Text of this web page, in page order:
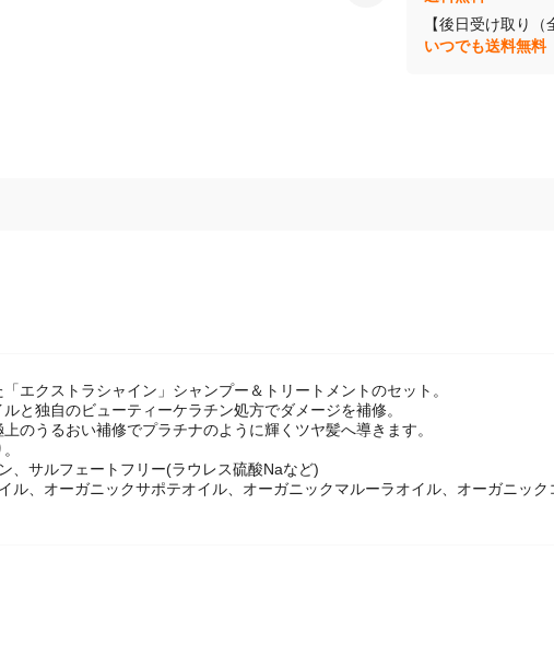
送料無料
【後日受け取り（
エクストラシャイン」シャンプー＆トリートメントのセット。
ルと独自のビューティーケラチン処方でダメージを補修。
のうるおい補修でプラチナのように輝くツヤ髪へ導きます。
、サルフェートフリー(ラウレス硫酸Naなど)
ル、オーガニックサポテオイル、オーガニックマルーラオイル、オーガニック